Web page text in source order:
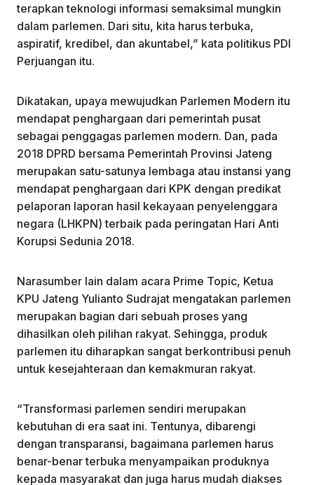
terapkan teknologi informasi semaksimal mungkin
dalam parlemen. Dari situ, kita harus terbuka,
aspiratif, kredibel, dan akuntabel,” kata politikus PDI
Perjuangan itu.
Dikatakan, upaya mewujudkan Parlemen Modern itu
mendapat penghargaan dari pemerintah pusat
sebagai penggagas parlemen modern. Dan, pada
2018 DPRD bersama Pemerintah Provinsi Jateng
merupakan satu-satunya lembaga atau instansi yang
mendapat penghargaan dari KPK dengan predikat
pelaporan laporan hasil kekayaan penyelenggara
negara (LHKPN) terbaik pada peringatan Hari Anti
Korupsi Sedunia 2018.
Narasumber lain dalam acara Prime Topic, Ketua
KPU Jateng Yulianto Sudrajat mengatakan parlemen
merupakan bagian dari sebuah proses yang
dihasilkan oleh pilihan rakyat. Sehingga, produk
parlemen itu diharapkan sangat berkontribusi penuh
untuk kesejahteraan dan kemakmuran rakyat.
“Transformasi parlemen sendiri merupakan
kebutuhan di era saat ini. Tentunya, dibarengi
dengan transparansi, bagaimana parlemen harus
benar-benar terbuka menyampaikan produknya
kepada masyarakat dan juga harus mudah diakses